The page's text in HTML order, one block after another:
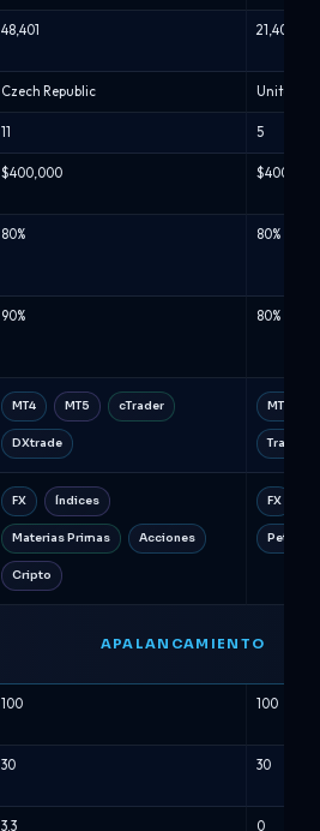
48,401 21,406
Czech Republic United
11 5
$400,000 $400,000
80% 80%
90% 80%
MT4 MT5 cTrader
DXtrade
MT5
FX Índices
Materias Primas Acciones
Cripto
FX
APALANCAMIENTO
100 100
30 30
3.3 0